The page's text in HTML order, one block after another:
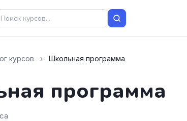
курсов › Школьная программа
программа